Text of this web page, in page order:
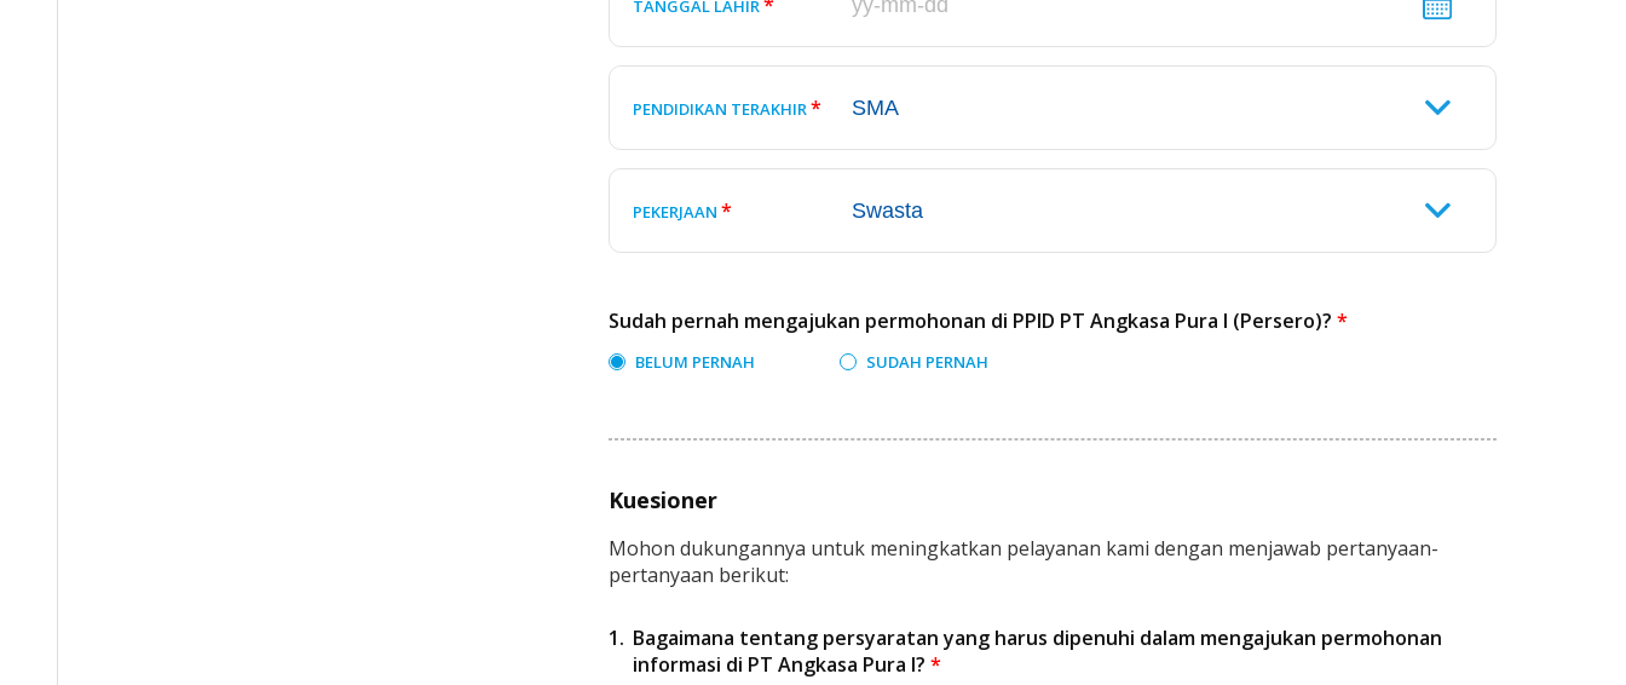
TANGGAL LAHIR
PENDIDIKAN TERAKHIR*
PEKERJAAN *
Sudah pernah mengajukan permohonan di PPID PT Angkasa Pura I (Persero)? *
BELUM PERNAH SUDAH PERNAH
Kuesioner
Mohon dukungannya untuk meningkatkan pelayanan kami dengan menjawab pertanyaan-
pertanyaan berikut:
Bagaimana tentang persyaratan yang harus dipenuhi dalam mengajukan permohonan
informasi di PT Angkasa Pura I? *